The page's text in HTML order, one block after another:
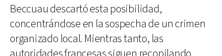
Beccuau descartó esta posibilidad,
concentrándose en la sospecha de un crimen
organizado local. Mientras tanto, las